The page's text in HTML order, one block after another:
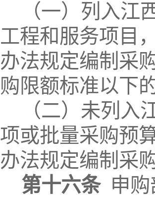
（一）列入
工程和服务项目
办法规定编制采
购限额标准以下
（二）未列
项或批量采购预
办法规定编制采
第十六条 申